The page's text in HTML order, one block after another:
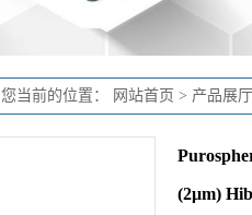
您当前的位置： 网站首页 > 产品展厅
(2μm)